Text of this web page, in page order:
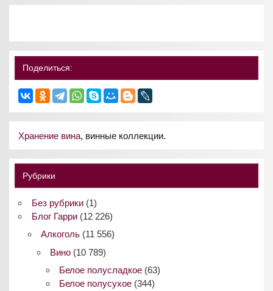
Поделиться:
Хранение вина, винные коллекции.
Рубрики
Без рубрики(1)
Блог Гарри(12 226)
Алкоголь(11 556)
Вино(10 789)
Белое полусладкое (63)
Белое полусухое (344)